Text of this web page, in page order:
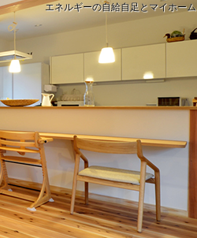
エネルギーの自給自足とマイホーム